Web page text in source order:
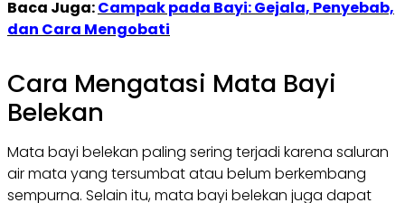
Baca Juga:Campak pada Bayi: Gejala, Penyebab,
dan Cara Mengobati
Cara Mengatasi Mata Bayi
Belekan
Mata bayi belekan paling sering terjadi karena saluran
air mata yang tersumbat atau belum berkembang
sempurna. Selain itu, mata bayi belekan juga dapat